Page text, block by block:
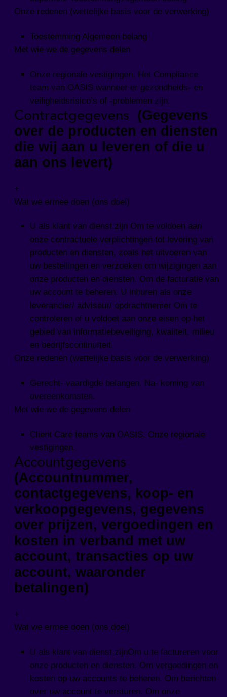
Onze redenen (wettelijke basis voor de verwerking)
Toestemming Algemeen belang
Met wie we de gegevens delen
Onze regionale vestigingen. Het Compliance
team van OASIS wanneer er gezondheids- en
veiligheidsrisico’s of -problemen zijn.
Contractgegevens (Gegevens
over de producten en diensten
die wij aan u leveren of die u
aan ons levert)
+
Wat we ermee doen (ons doel)
U als klant van dienst zijn Om te voldoen aan
onze contractuele verplichtingen tot levering van
producten en diensten, zoals het uitvoeren van
uw bestellingen en verzoeken om wijzigingen aan
onze producten en diensten. Om de facturatie van
uw account te beheren. U inhuren als onze
leverancier/ adviseur/ opdrachtnemer Om te
controleren of u voldoet aan onze eisen op het
gebied van informatiebeveiliging, kwaliteit, milieu
en bedrijfscontinuïteit.
Onze redenen (wettelijke basis voor de verwerking)
Gerecht- vaardigde belangen. Na- koming van
overeenkomsten.
Met wie we de gegevens delen
Client Care teams van OASIS. Onze regionale
vestigingen.
Accountgegevens
(Accountnummer,
contactgegevens, koop- en
verkoopgegevens, gegevens
over prijzen, vergoedingen en
kosten in verband met uw
account, transacties op uw
account, waaronder
betalingen)
+
Wat we ermee doen (ons doel)
U als klant van dienst zijnOm u te factureren voor
onze producten en diensten. Om vergoedingen en
kosten op uw accounts te beheren. Om berichten
over uw account te versturen. Om onze